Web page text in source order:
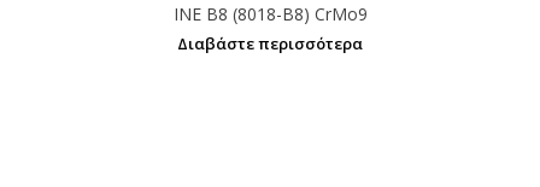
INE B8 (8018-B8) CrMo9
Διαβάστε περισσότερα